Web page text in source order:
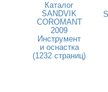
Каталог
SANDVIK
COROMANT
2009
Инструмент
и оснастка
(1232 страниц)